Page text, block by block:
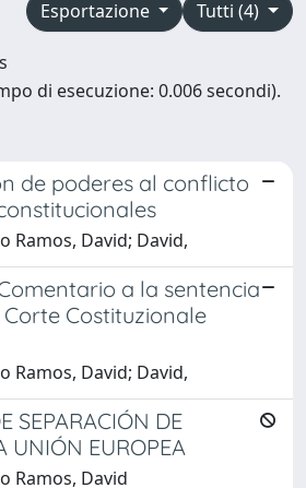
Tutti (4)
Esportazione
di esecuzione: 0.006 secondi).
de poderes al conflicto
Ramos, David; David,
a la sentencia
Costituzionale
Ramos, David; David,
SEPARACIÓN DE
UNIÓN EUROPEA
Ramos, David